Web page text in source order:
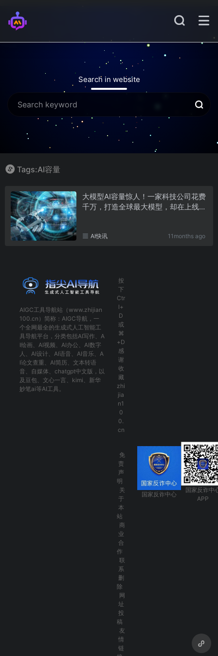
Search in website
Tags:AI容量
大模型AI容量惊人！一家科技公司花费
千万，打造全球最大模型，却在上线后
AI快讯 11months ago
AIGC工具导航站（www.zhijian
100.cn）简称： AIGC导航 ，一
个全网最全的生成式人工智能工
具导航平台，分类包括AI写作 、 A
I绘画 、 AI视频 、 AI办公 、 AI数字
人 、 AI设计、 AI语音、 AI音乐、 A
I论文查重 、 AI简历 、 文本转语
音、 自媒体 、 chatgpt中文版 ，以
及 豆包、 文心一言 、 kimi 、 新华
妙笔ai等AI工具。
按
下
Ctr
l+
D
或
⌘
+D
感
谢
收
藏
zhi
jia
n1
0
0.
cn
免
责
声
明
关
于
本
站
商
业
合
作
联
系
删
除
网
址
投
稿
友
情
链
国家反诈中心
国家反诈中
APP